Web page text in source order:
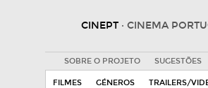
CINEPT · CINEMA
SOBRE O PROJETO SUGESTÕES
FILMES GÉNEROS TRAILERS/